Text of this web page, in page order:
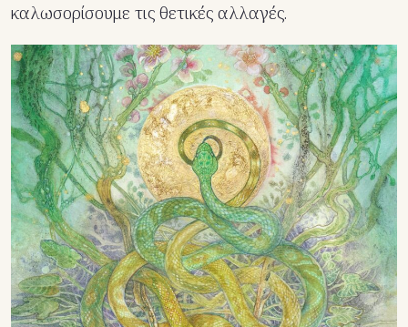
καλωσορίσουμε τις θετικές αλλαγές.